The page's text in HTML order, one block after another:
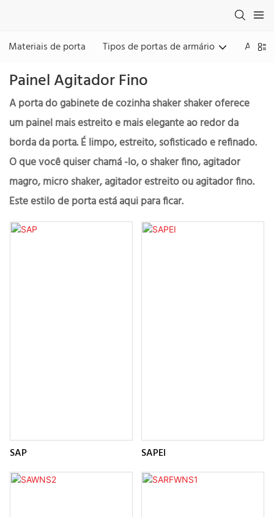
Materiais de porta Tipos de portas de armário
Painel Agitador Fino
A porta do gabinete de cozinha shaker shaker oferece
um painel mais estreito e mais elegante ao redor da
borda da porta. É limpo, estreito, sofisticado e refinado.
O que você quiser chamá -lo, o shaker fino, agitador
magro, micro shaker, agitador estreito ou agitador fino.
Este estilo de porta está aqui para ficar.
SAP SAPEI